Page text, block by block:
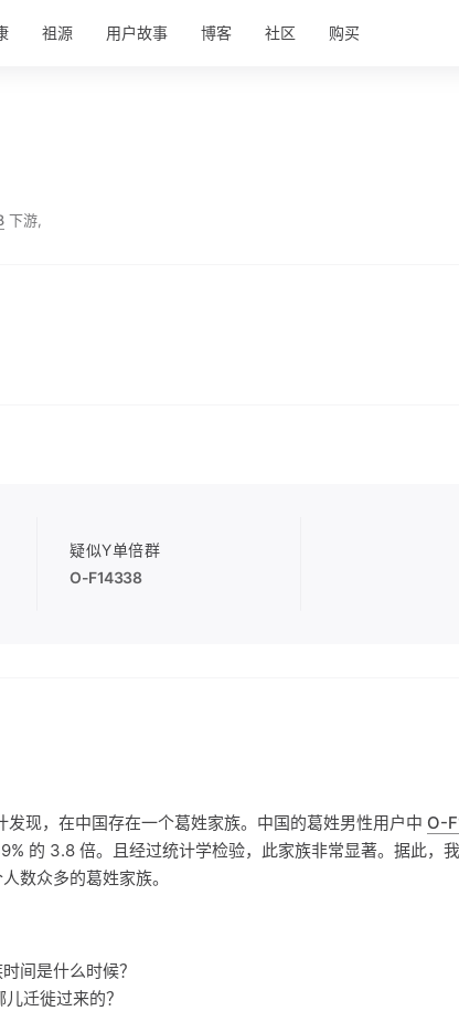
祖源 用户故事 博客 社区 购买
下游,
疑似Y单倍群
O-F14338
现，在中国存在一个葛姓家族。中国的葛姓男性用户中 O-
的 3.8 倍。且经过统计学检验，此家族非常显著。据此，
数众多的葛姓家族。
间是什么时候？
迁徙过来的？